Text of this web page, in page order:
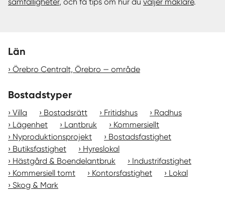
Län
Örebro Centralt, Örebro — område
Bostadstyper
Villa Bostadsrätt Fritidshus
Radhus
Lägenhet
Lantbruk
Kommersiellt
Nyproduktionsprojekt
Bostadsfastighet
Butiksfastighet
Hyreslokal
Hästgård & Boendelantbruk
Industrifastighet
Kommersiell tomt
Kontorsfastighet
Lokal
Skog & Mark